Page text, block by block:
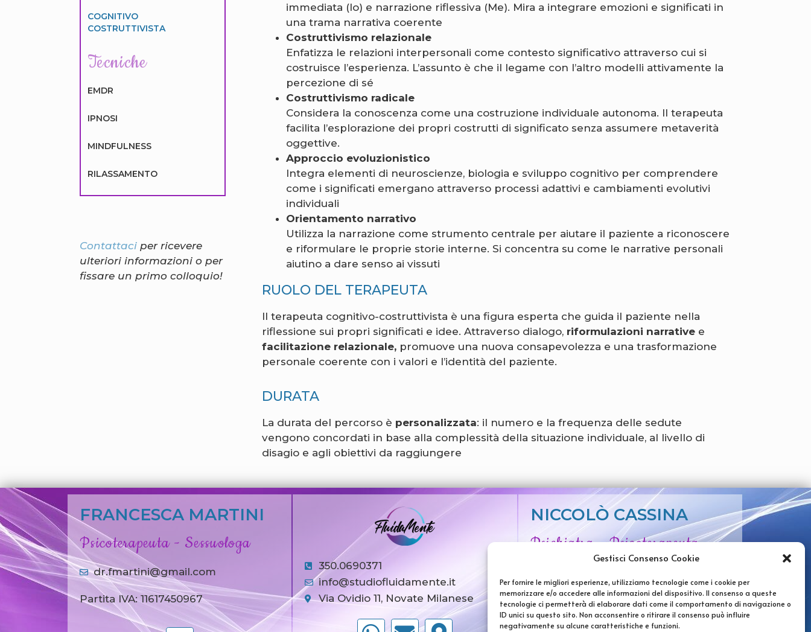
Gestisci Consenso Cookie
Per fornire le migliori esperienze, utilizziamo tecnologie come i cookie per
memorizzare e/o accedere alle informazioni del dispositivo. Il consenso a queste
tecnologie ci permetterà di elaborare dati come il comportamento di navigazione o
ID unici su questo sito. Non acconsentire o ritirare il consenso può influire
negativamente su alcune caratteristiche e funzioni.
COGNITIVO
COSTRUTTIVISTA
Tecniche
EMDR
IPNOSI
MINDFULNESS
RILASSAMENTO
Contattaci per ricevere
ulteriori informazioni o per
fissare un primo colloquio!
immediata (Io) e narrazione riflessiva (Me). Mira a integrare emozioni e significati in
una trama narrativa coerente
Costruttivismo relazionale
Enfatizza le relazioni interpersonali come contesto significativo attraverso cui si
costruisce l’esperienza. L’assunto è che il legame con l’altro modelli attivamente la
percezione di sé
Costruttivismo radicale
Considera la conoscenza come una costruzione individuale autonoma. Il terapeuta
facilita l’esplorazione dei propri costrutti di significato senza assumere metaverità
oggettive.
Approccio evoluzionistico
Integra elementi di neuroscienze, biologia e sviluppo cognitivo per comprendere
come i significati emergano attraverso processi adattivi e cambiamenti evolutivi
individuali
Orientamento narrativo
Utilizza la narrazione come strumento centrale per aiutare il paziente a riconoscere
e riformulare le proprie storie interne. Si concentra su come le narrative personali
aiutino a dare senso ai vissuti
RUOLO DEL TERAPEUTA
Il terapeuta cognitivo-costruttivista è una figura esperta che guida il paziente nella
riflessione sui propri significati e idee. Attraverso dialogo, riformulazioni narrative e
facilitazione relazionale, promuove una nuova consapevolezza e una trasformazione
personale coerente con i valori e l’identità del paziente.
DURATA
La durata del percorso è personalizzata: il numero e la frequenza delle sedute
vengono concordati in base alla complessità della situazione individuale, al livello di
disagio e agli obiettivi da raggiungere
FRANCESCA MARTINI
Psicoterapeuta - Sessuologa
dr.fmartini@gmail.com
Partita IVA: 11617450967
350.0690371
info@studiofluidamente.it
Via Ovidio 11, Novate Milanese
NICCOLÒ CASSINA
Psichiatra - Psicoterapeuta
Partita IVA: 13997030963